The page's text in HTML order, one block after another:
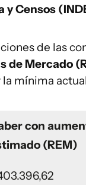
Censos
de las
de Mercado
mínima
con
(REM)